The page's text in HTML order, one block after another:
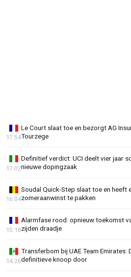
Le Court slaat toe en bezorgt AG
Tourzege
17:54
Definitief verdict: UCI deelt vier jaar
nieuwe dopingzaak
17:02
Soudal Quick-Step slaat toe en heeft
zomeraanwinst te pakken
16:04
Alarmfase rood: opnieuw toekomst
zijden draadje
15:18
Transferbom bij UAE Team Emirates:
definitieve knoop door
14:26